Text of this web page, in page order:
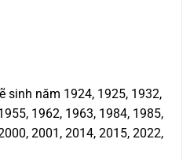
sinh năm 1924, 1925, 1932,
1962, 1963, 1984, 1985,
2001, 2014, 2015, 2022,